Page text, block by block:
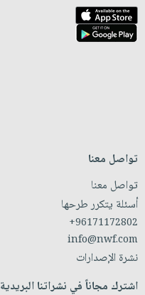
تواصل معنا
تواصل معنا
أسئلة يتكرر طرحها
+96171172802
info@nwf.com
نشرة الإصدارات
اشترك مجاناً في نشراتنا البريدية